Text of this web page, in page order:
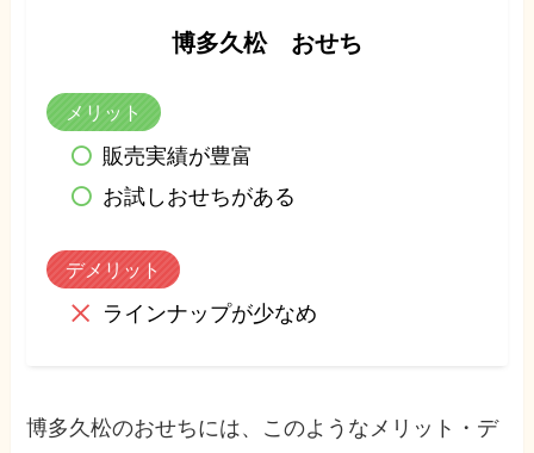
博多久松 おせち
メリット
販売実績が豊富
お試しおせちがある
デメリット
ラインナップが少なめ
博多久松のおせちには、このようなメリット・デ